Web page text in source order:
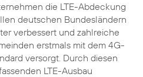
die LTE-Abdeckung
deutschen Bundesländern
verbessert und zahlreiche
erstmals mit dem 4G-
versorgt. Durch diesen
LTE-Ausbau